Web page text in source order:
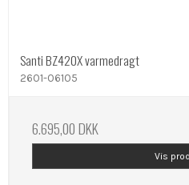
Santi BZ420X varmedragt
2601-06105
6.695,00 DKK
Vis